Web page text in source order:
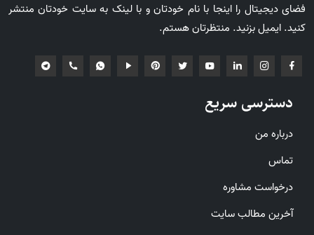
فضای دیجیتال را اینجا با نام خودتان و با لینک به سایت خودتان منتشر
کنید. ایمیل بزنید. منتظرتان هستم.
دسترسی سریع
درباره من
تماس
درخواست مشاوره
آخرین مطالب سایت